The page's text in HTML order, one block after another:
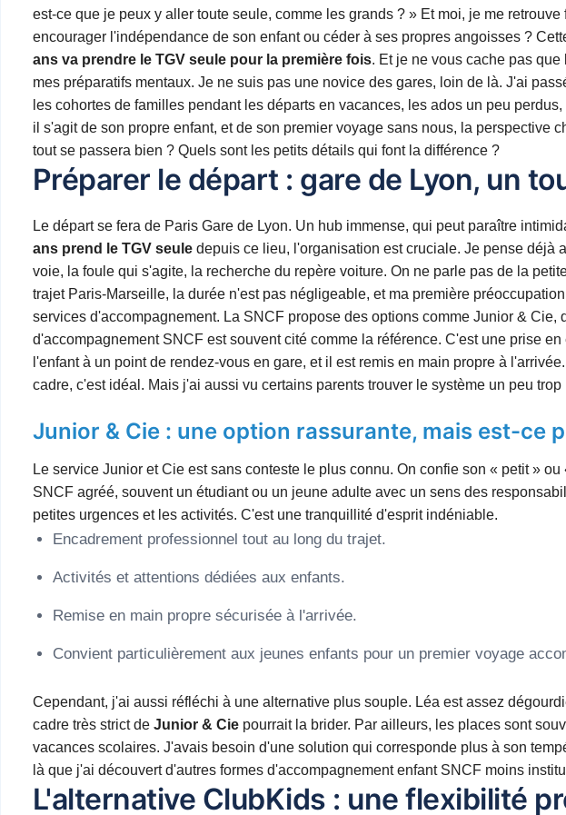
est-ce que je peux y aller toute seule, comme les grands ? » Et moi, je me
encourager l'indépendance de son enfant ou céder à ses propres angoisses ?
ans va prendre le TGV seule pour la première fois. Et je ne vous cache pas
mes préparatifs mentaux. Je ne suis pas une novice des gares, loin de là. J'ai
les cohortes de familles pendant les départs en vacances, les ados un peu
il s'agit de son propre enfant, et de son premier voyage sans nous, la perspective
tout se passera bien ? Quels sont les petits détails qui font la différence ?
Préparer le départ : gare de Lyon, un
Le départ se fera de Paris Gare de Lyon. Un hub immense, qui peut paraître
ans prend le TGV seuledepuis ce lieu, l'organisation est cruciale. Je pense déjà
voie, la foule qui s'agite, la recherche du repère voiture. On ne parle pas de la
trajet Paris-Marseille, la durée n'est pas négligeable, et ma première
services d'accompagnement. La SNCF propose des options comme Junior &
d'accompagnement SNCF est souvent cité comme la référence. C'est une prise
l'enfant à un point de rendez-vous en gare, et il est remis en main propre à
cadre, c'est idéal. Mais j'ai aussi vu certains parents trouver le système un peu trop
Junior & Cie : une option rassurante, mais est-ce
Le service Junior et Cie est sans conteste le plus connu. On confie son « petit »
SNCF agréé, souvent un étudiant ou un jeune adulte avec un sens des
petites urgences et les activités. C'est une tranquillité d'esprit indéniable.
Encadrement professionnel tout au long du trajet.
Activités et attentions dédiées aux enfants.
Remise en main propre sécurisée à l'arrivée.
Convient particulièrement aux jeunes enfants pour un premier voyage
Cependant, j'ai aussi réfléchi à une alternative plus souple. Léa est assez
cadre très strict de Junior & Ciepourrait la brider. Par ailleurs, les places sont
vacances scolaires. J'avais besoin d'une solution qui corresponde plus à son
là que j'ai découvert d'autres formes d'accompagnement enfant SNCF moins
L'alternative ClubKids : une flexibilité